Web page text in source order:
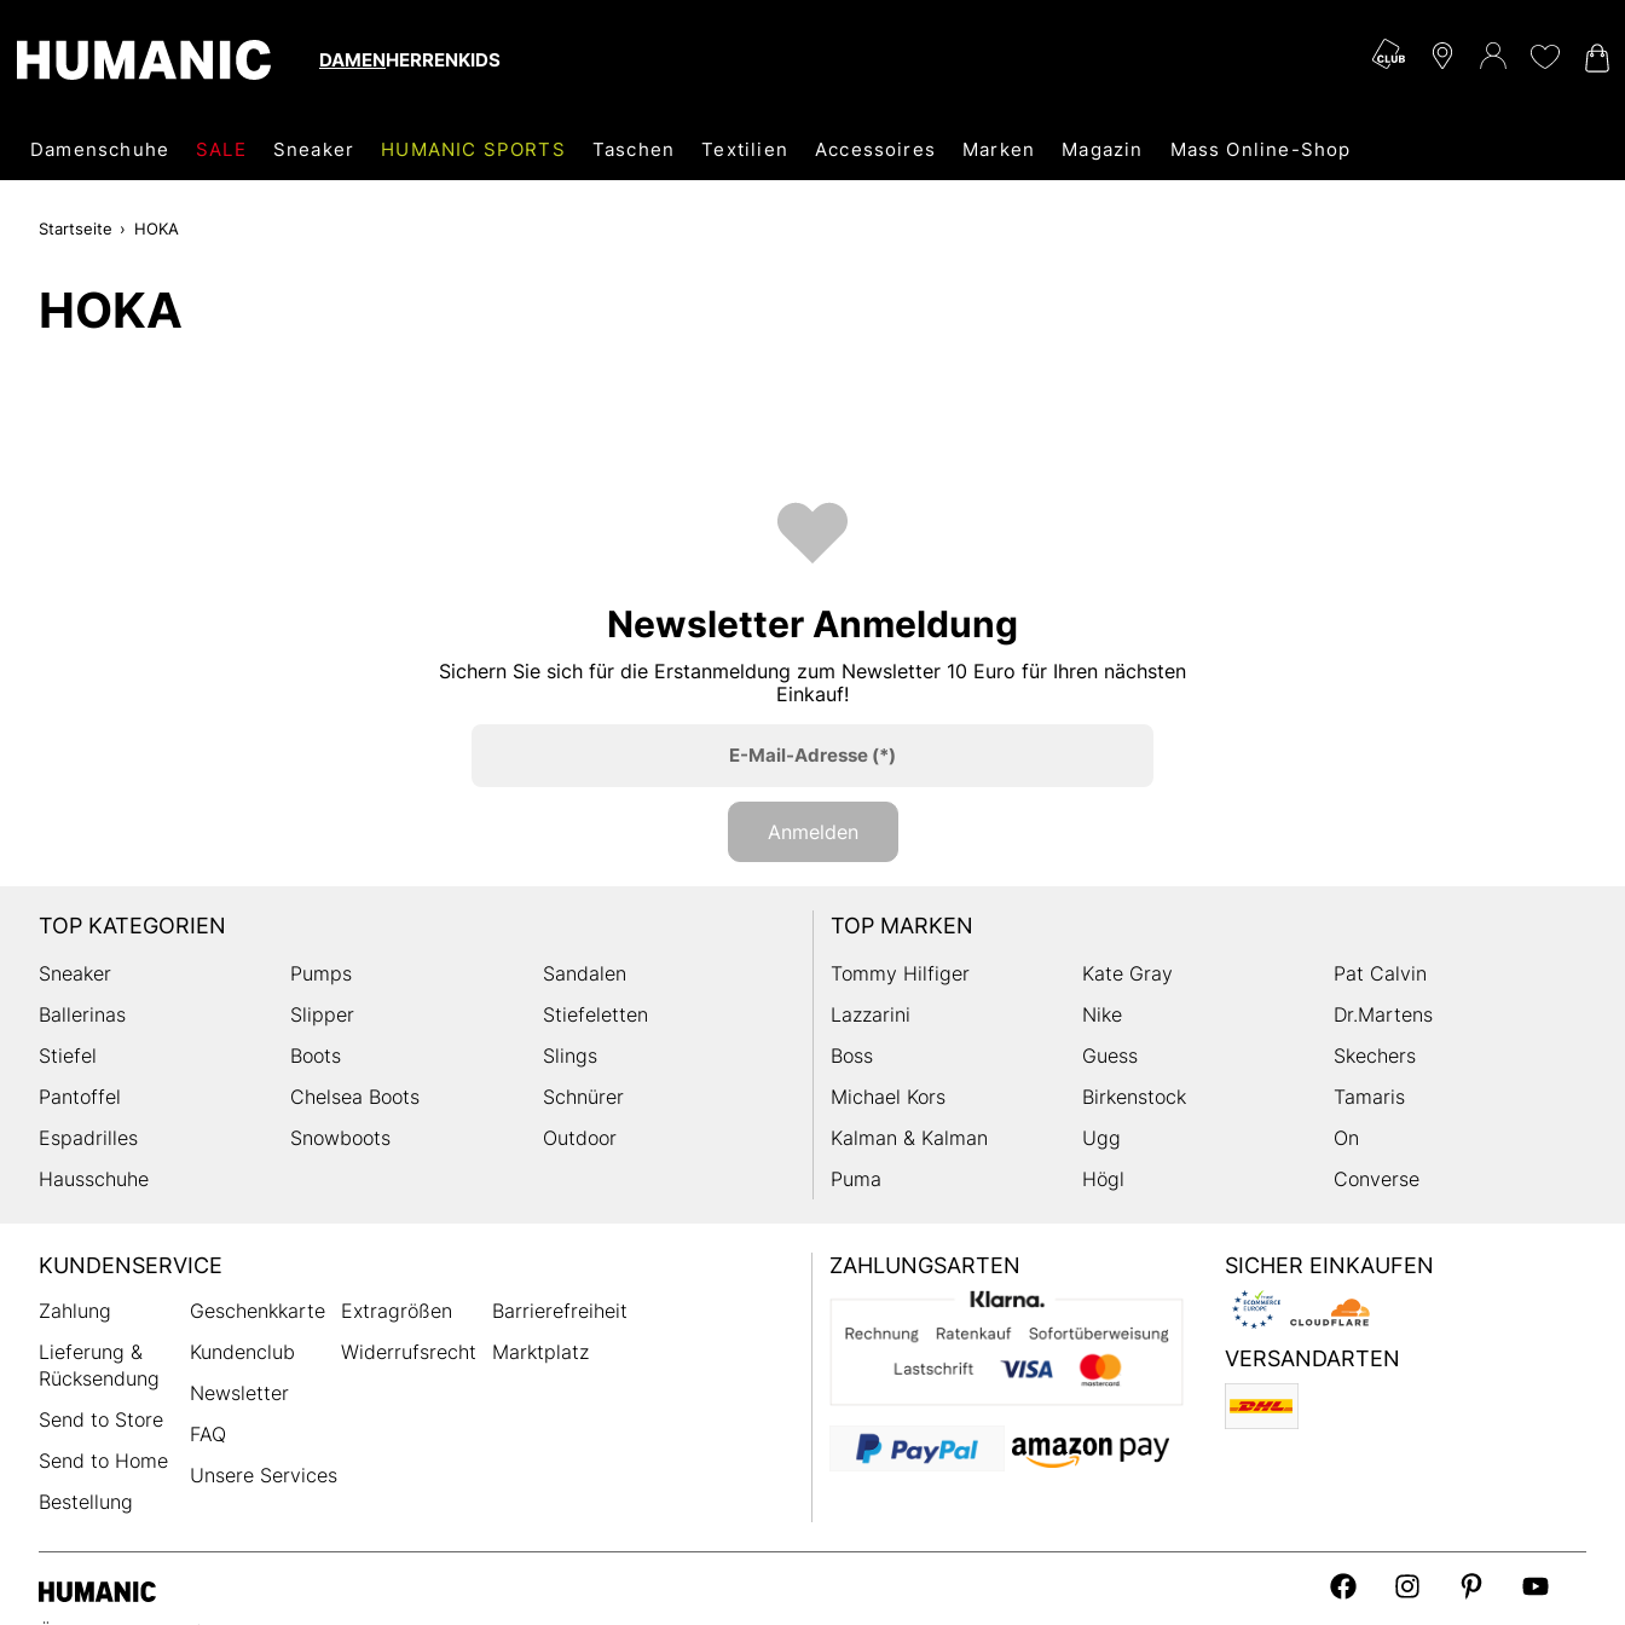
DAMENHERRENKIDS
Damenschuhe SALE Sneaker HUMANIC SPORTS Taschen Textilien Accessoires Marken Magazin Mass Online-Shop
Startseite HOKA
HOKA
Newsletter Anmeldung
Sichern Sie sich für die Erstanmeldung zum Newsletter 10 Euro für Ihren nächsten
Einkauf!
E-Mail-Adresse(*)
Anmelden
TOP KATEGORIEN
Sneaker Pumps
Sandalen
Ballerinas
Slipper
Stiefeletten
Stiefel
Boots
Slings
Pantoffel
Chelsea Boots
Schnürer
Espadrilles
Snowboots
Outdoor
Hausschuhe
TOP MARKEN
Tommy Hilfiger Kate Gray
Pat Calvin
Lazzarini
Nike
Dr.Martens
Boss
Guess
Skechers
Michael Kors
Birkenstock
Tamaris
Kalman & Kalman
Ugg
On
Puma
Högl Converse
HUMANIC
Footer
KUNDENSERVICE
Zahlung
Lieferung &
Rücksendung
Send to Store
Send to Home
Bestellung
Geschenkkarte
Kundenclub
Newsletter
FAQ
Unsere Services
Extragrößen
Widerrufsrecht
Barrierefreiheit
Marktplatz
ZAHLUNGSARTEN SICHER EINKAUFEN
VERSANDARTEN